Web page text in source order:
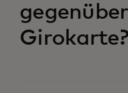
Girokarte?‎